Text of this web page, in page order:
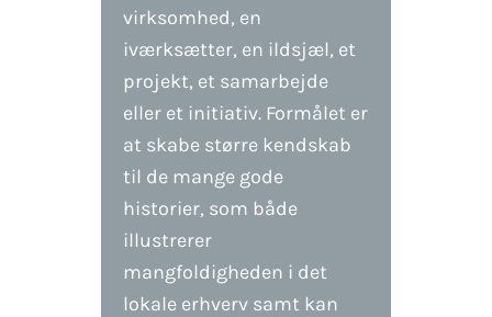
virksomhed, en
iværksætter, en ildsjæl, et
projekt, et samarbejde
eller et initiativ. Formålet er
at skabe større kendskab
til de mange gode
historier, som både
illustrerer
mangfoldigheden i det
lokale erhverv samt kan